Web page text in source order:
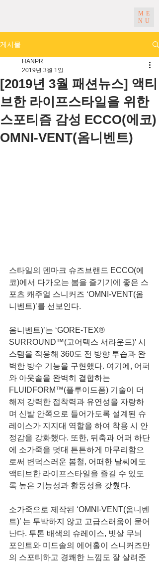
ME
NU
게시물
[2019년 3월 패션뉴스] 액티
브한 라이프스타일을 위한
스포티즘 감성 ECCO(에코)
OMNI-VENT(옴니벤트)
HANPR
2019년 3월 1일
스타일의 덴마크 슈즈브랜드 ECCO(에
코)에서 다가오는 봄을 즐기기에 좋은 스
포츠 캐주얼 스니커즈 ‘OMNI-VENT(옴
니벤트)’를 선보인다.
옴니벤트)’는 ‘GORE-TEX®
SURROUND™(고어텍스 서라운드)’ 시
스템을 적용해 360도 전 방향 투습과 완
벽한 방수 기능을 구현했다. 여기에, 어퍼
와 아웃솔을 완벽히 결합하는
FLUIDFORM™(플루이드폼) 기술이 더
해져 강력한 접착력과 유연성을 자랑하
며 신발 안쪽으로 들어가도록 설계된 슈
레이스가 지지대 역할을 하여 착용 시 안
정감을 강화했다. 또한, 뒤축과 어퍼 하단
에 소가죽을 덧대 튼튼하게 마무리함으
로써 변덕스러운 봄철, 어떠한 날씨에도
액티브한 라이프스타일을 즐길 수 있도
록 높은 기능성과 활동성을 갖췄다.
소가죽으로 제작된 ‘OMNI-VENT(옴니벤
트)’ 는 투박하지 않고 고급스러움이 묻어
난다. 투톤 배색의 슈레이스, 빗살 무늬
포인트와 미드솔의 에어홀이 스니커즈만
의 스포티하고 경쾌한 느낌도 잘 살려준